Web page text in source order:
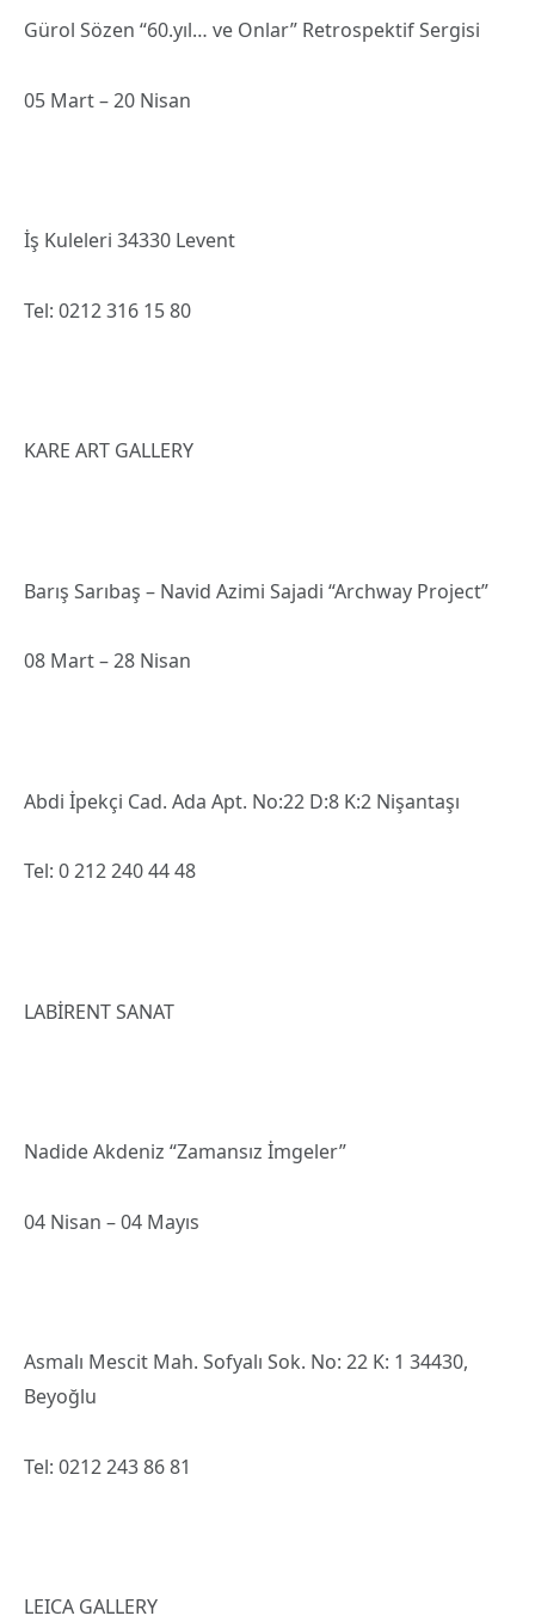
Gürol Sözen “60.yıl… ve Onlar” Retrospektif Sergisi
05 Mart – 20 Nisan
İş Kuleleri 34330 Levent
Tel: 0212 316 15 80
KARE ART GALLERY
Barış Sarıbaş – Navid Azimi Sajadi “Archway Project”
08 Mart – 28 Nisan
Abdi İpekçi Cad. Ada Apt. No:22 D:8 K:2 Nişantaşı
Tel: 0 212 240 44 48
LABİRENT SANAT
Nadide Akdeniz “Zamansız İmgeler”
04 Nisan – 04 Mayıs
Asmalı Mescit Mah. Sofyalı Sok. No: 22 K: 1 34430,
Beyoğlu
Tel: 0212 243 86 81
LEICA GALLERY